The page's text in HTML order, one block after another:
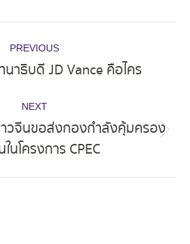
PREVIOUS
Previous
นาธิบดี JD Vance คือไคร
NEXT
post:
วจีนขอส่งกองกำลังคุ้มครอง
นโครงการ CPEC